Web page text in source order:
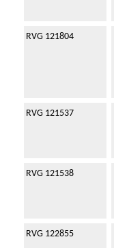
RVG 121804
RVG 121537
RVG 121538
RVG 122855